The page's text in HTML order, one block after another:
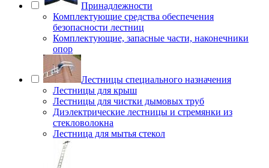
Принадлежности
Комплектующие средства обеспечения
безопасности лестниц
Комплектующие, запасные части, наконечники
опор
Лестницы специального назначения
Лестницы для крыш
Лестницы для чистки дымовых труб
Диэлектрические лестницы и стремянки из
стекловолокна
Лестница для мытья стекол